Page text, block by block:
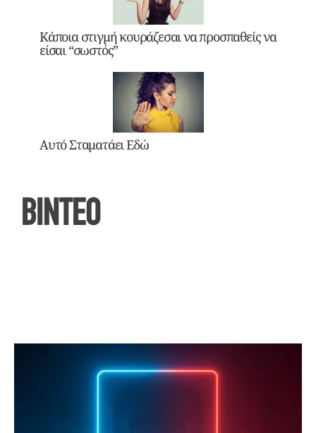
Κάποια στιγμή κουράζεσαι να προσπαθείς να
είσαι “σωστός”
Αυτό Σταματάει Εδώ
ΒΙΝΤΕΟ